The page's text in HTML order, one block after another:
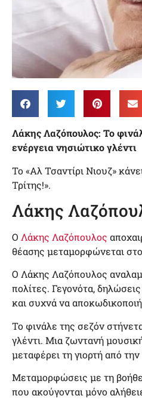
Λάκης Λαζόπουλος: Το
ενέργεια νησιώτικο γλέντι
Το «Αλ Τσαντίρι Νιουζ»
Τρίτης!».
Λάκης
Ο Λάκης Λαζόπουλος
θέασης μεταμορφώνεται στο
Ο Λάκης Λαζόπουλος
πολίτες. Γεγονότα,
και συχνά να
Το φινάλε της σεζόν
γλέντι. Μια ζωντανή
μεταφέρει τη γιορτή από
Μεταμορφώσεις με τη
που ακούγονται μόνο